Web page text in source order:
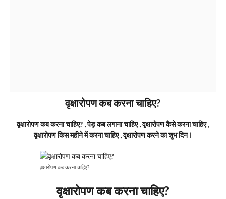
वृक्षारोपण कब करना चाहिए?
वृक्षारोपण कब करना चाहिए? , पेड़ कब लगाना चाहिए , वृक्षारोपण कैसे करना चाहिए ,
वृक्षारोपण किस महीने में करना चाहिए , वृक्षारोपण करने का शुभ दिन।
वृक्षारोपण कब करना चाहिए?
वृक्षारोपण कब करना चाहिए?